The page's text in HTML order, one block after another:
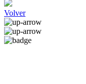
Volver